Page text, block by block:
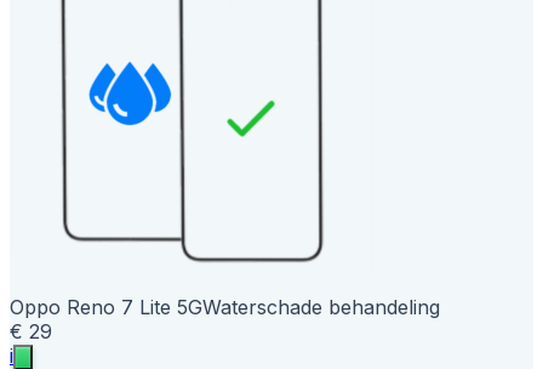
Oppo Reno 7 Lite 5GWaterschade behandeling
€ 29
i